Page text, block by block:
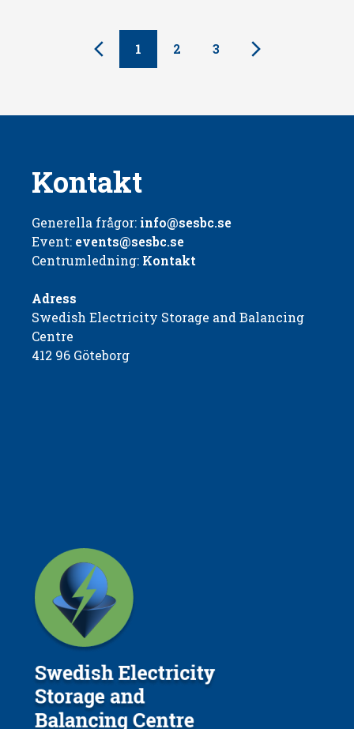
1 2 3
Kontakt
Generella frågor:info@sesbc.se
Event: events@sesbc.se
Centrumledning: Kontakt
Adress
Swedish Electricity Storage and Balancing
Centre
412 96 Göteborg